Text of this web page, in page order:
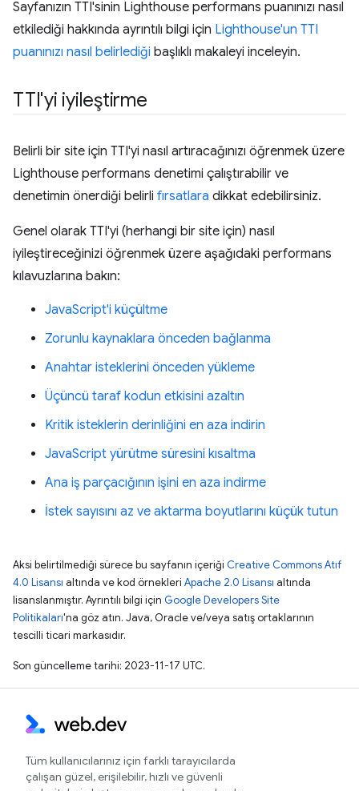
Sayfanızın TTI'sinin Lighthouse performans puanınızı nasıl
etkilediği hakkında ayrıntılı bilgi için Lighthouse'un TTI
puanınızı nasıl belirlediği başlıklı makaleyi inceleyin.
TTI'yi iyileştirme
Belirli bir site için TTI'yi nasıl artıracağınızı öğrenmek üzere
Lighthouse performans denetimi çalıştırabilir ve
denetimin önerdiği belirli fırsatlara dikkat edebilirsiniz.
Genel olarak TTI'yi (herhangi bir site için) nasıl
iyileştireceğinizi öğrenmek üzere aşağıdaki performans
kılavuzlarına bakın:
JavaScript'i küçültme
Zorunlu kaynaklara önceden bağlanma
Anahtar isteklerini önceden yükleme
Üçüncü taraf kodun etkisini azaltın
Kritik isteklerin derinliğini en aza indirin
JavaScript yürütme süresini kısaltma
Ana iş parçacığının işini en aza indirme
İstek sayısını az ve aktarma boyutlarını küçük tutun
Aksi belirtilmediği sürece bu sayfanın içeriği Creative Commons Atıf
4.0 Lisansı altında ve kod örnekleri Apache 2.0 Lisansı altında
lisanslanmıştır. Ayrıntılı bilgi için Google Developers Site
Politikaları'na göz atın. Java, Oracle ve/veya satış ortaklarının
tescilli ticari markasıdır.
Son güncelleme tarihi: 2023-11-17 UTC.
Tüm kullanıcılarınız için farklı tarayıcılarda
çalışan güzel, erişilebilir, hızlı ve güvenli